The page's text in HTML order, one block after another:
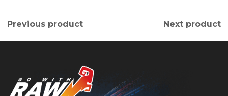
Previous product Next product